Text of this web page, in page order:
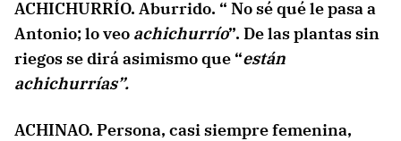
ACHICHURRÍO. Aburrido. “ No sé qué le pasa a
Antonio; lo veo achichurrío”. De las plantas sin
riegos se dirá asimismo que “están
achichurrías”.
ACHINAO. Persona, casi siempre femenina,